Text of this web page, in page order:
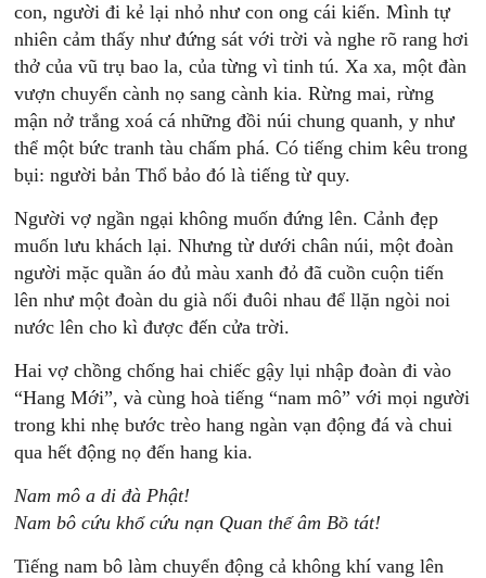
con, người đi kẻ lại nhỏ như con ong cái kiến. Mình tự
nhiên cảm thấy như đứng sát với trời và nghe rõ rang hơi
thở của vũ trụ bao la, của từng vì tinh tú. Xa xa, một đàn
vượn chuyển cành nọ sang cành kia. Rừng mai, rừng
mận nở trắng xoá cá những đồi núi chung quanh, y như
thể một bức tranh tàu chấm phá. Có tiếng chim kêu trong
bụi: người bản Thổ bảo đó là tiếng từ quy.
Người vợ ngần ngại không muốn đứng lên. Cảnh đẹp
muốn lưu khách lại. Nhưng từ dưới chân núi, một đoàn
người mặc quần áo đủ màu xanh đỏ đã cuồn cuộn tiến
lên như một đoàn du già nối đuôi nhau để llặn ngòi noi
nước lên cho kì được đến cửa trời.
Hai vợ chồng chống hai chiếc gậy lụi nhập đoàn đi vào
“Hang Mới”, và cùng hoà tiếng “nam mô” với mọi người
trong khi nhẹ bước trèo hang ngàn vạn động đá và chui
qua hết động nọ đến hang kia.
Nam mô a di đà Phật!
Nam bô cứu khổ cứu nạn Quan thế âm Bồ tát!
Tiếng nam bô làm chuyển động cả không khí vang lên